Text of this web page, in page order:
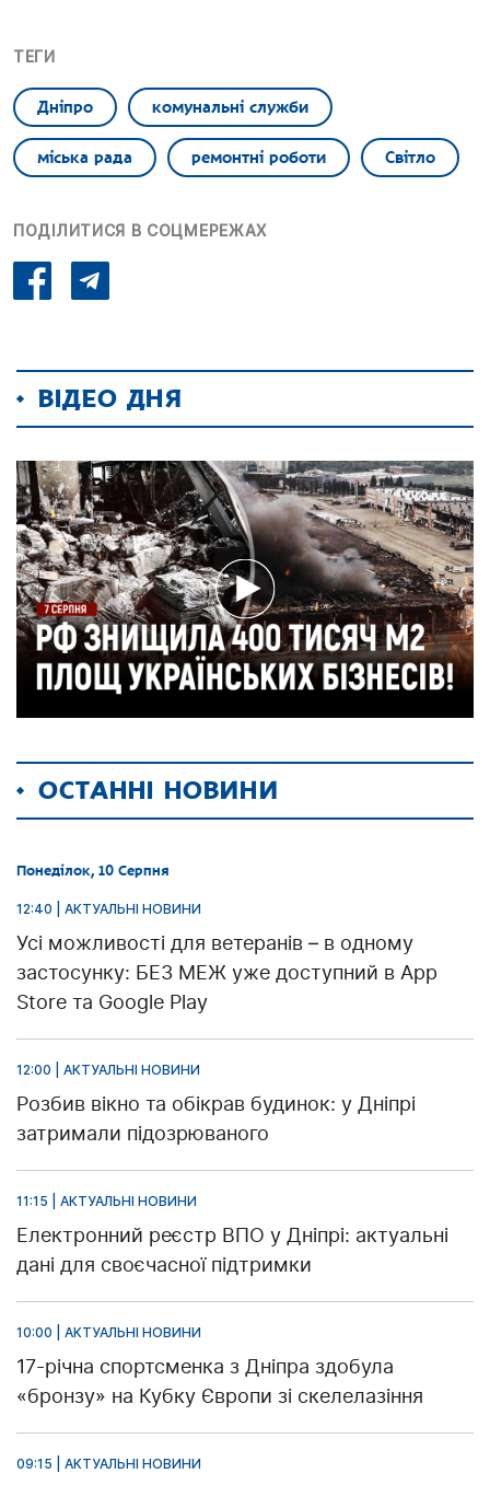
ТЕГИ
Дніпро комунальні служби
міська рада ремонтні роботи Світло
ПОДІЛИТИСЯ В СОЦМЕРЕЖАХ
ВІДЕО ДНЯ
ОСТАННІ НОВИНИ
Понеділок, 10 Серпня
12:40 | АКТУАЛЬНІ НОВИНИ
Усі можливості для ветеранів – в одному
застосунку: БЕЗ МЕЖ уже доступний в App
Store та Google Play
12:00 | АКТУАЛЬНІ НОВИНИ
Розбив вікно та обікрав будинок: у Дніпрі
затримали підозрюваного
11:15 | АКТУАЛЬНІ НОВИНИ
Електронний реєстр ВПО у Дніпрі: актуальні
дані для своєчасної підтримки
10:00 | АКТУАЛЬНІ НОВИНИ
17-річна спортсменка з Дніпра здобула
«бронзу» на Кубку Європи зі скелелазіння
09:15 | АКТУАЛЬНІ НОВИНИ